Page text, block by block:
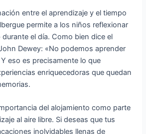
entre el aprendizaje y el tiempo
permite a los niños reflexionar
el día. Como bien dice el
Dewey: «No podemos aprender
eso es precisamente lo que
enriquecedoras que quedan
del alojamiento como parte
al aire libre. Si deseas que tus
inolvidables llenas de